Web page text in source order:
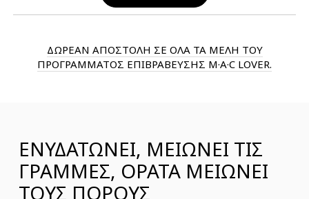
ΔΩΡΕΑΝ ΑΠΟΣΤΟΛΗ ΣΕ ΟΛΑ ΤΑ ΜΕΛΗ ΤΟΥ
ΠΡΟΓΡΑΜΜΑΤΟΣ ΕΠΙΒΡΑΒΕΥΣΗΣ M·A·C LOVER.
ΕΝΥΔΑΤΩΝΕΙ, ΜΕΙΩΝΕΙ ΤΙΣ
ΓΡΑΜΜΕΣ, ΟΡΑΤΑ ΜΕΙΩΝΕΙ
ΤΟΥΣ ΠΟΡΟΥΣ